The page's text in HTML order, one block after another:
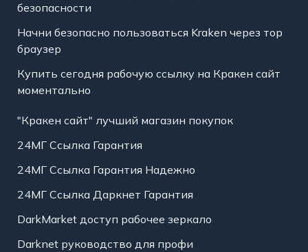
безопасности
Начни безопасно пользоваться Kraken через тор
браузер
Купить сегодня рабочую ссылку на Кракен сайт
моментально
"Кракен сайт" лучший магазин покупок
24МГ Ссылка Гарантия
24МГ Ссылка Гарантия Надежно
24МГ Ссылка Даркнет Гарантия
DarkMarket доступ рабочее зеркало
Darknet руководство для профи